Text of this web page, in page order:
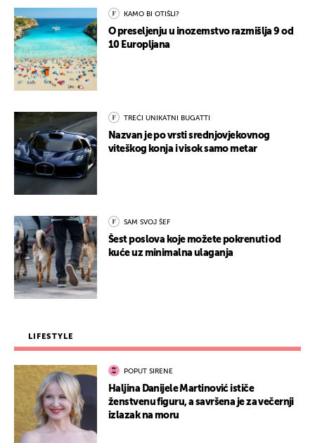
KAMO BI OTIŠLI?
O preseljenju u inozemstvo razmišlja 9 od
10 Europljana
TREĆI UNIKATNI BUGATTI
Nazvan je po vrsti srednjovjekovnog
viteškog konja i visok samo metar
SAM SVOJ ŠEF
Šest poslova koje možete pokrenuti od
kuće uz minimalna ulaganja
LIFESTYLE
POPUT SIRENE
Haljina Danijele Martinović ističe
ženstvenu figuru, a savršena je za večernji
izlazak na moru